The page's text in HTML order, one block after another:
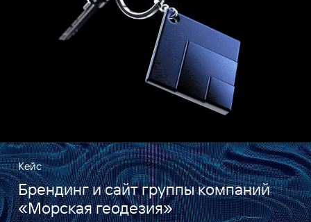
Кейс
Брендинг и сайт группы компаний
«Морская геодезия»